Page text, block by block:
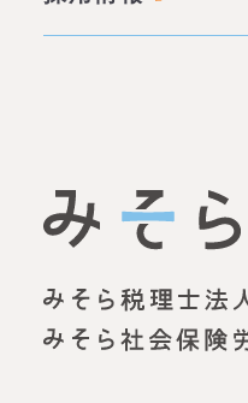
資金調達（事業融資）
資金調達（創業融資）
労務顧問
名古屋オフィス
明石オフィス